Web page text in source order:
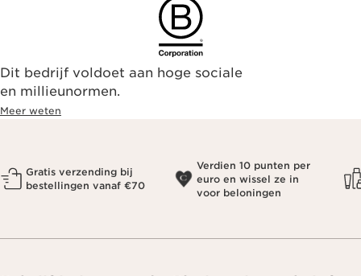
Dit bedrijf voldoet aan hoge sociale
en millieunormen.
Meer weten
Gratis verzending bij
bestellingen vanaf €70
Verdien 10 punten per
euro en wissel ze in
voor beloningen